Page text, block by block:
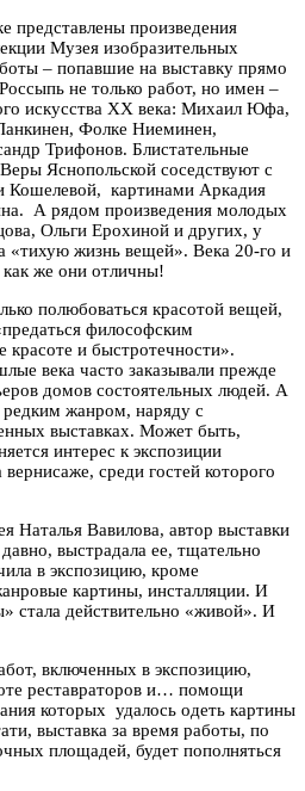
представлены произведения
Музея изобразительных
– попавшие на выставку прямо
не только работ, но имен –
искусства ХХ века: Михаил Юфа,
Фолке Ниеминен,
Трифонов. Блистательные
Яснопольской соседствуют с
Кошелевой, картинами Аркадия
А рядом произведения молодых
Ольги Ерохиной и других, у
«тихую жизнь вещей». Века 20-го и
же они отличны!
полюбоваться красотой вещей,
философским
и быстротечности».
века часто заказывали прежде
домов состоятельных людей. А
редким жанром, наряду с
выставках. Может быть,
интерес к экспозиции
среди гостей которого
Наталья Вавилова, автор выставки
выстрадала ее, тщательно
в экспозицию, кроме
картины, инсталляции. И
стала действительно «живой». И
включенных в экспозицию,
реставраторов и… помощи
которых удалось одеть картины
выставка за время работы, по
площадей, будет пополняться